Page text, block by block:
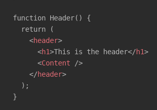
function Header() {
  return (
<header>
<h1>This is the header</h1>
<Content />
</header>
  );
}